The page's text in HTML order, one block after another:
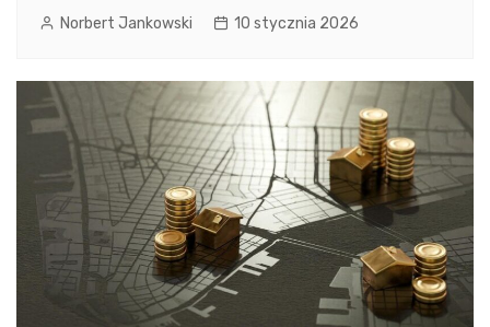
Norbert Jankowski 10 stycznia 2026